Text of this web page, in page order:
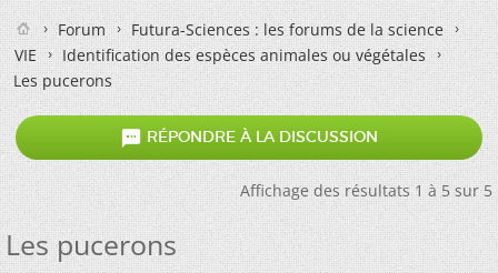
Forum
Futura-Sciences : les forums de la science
VIE
Identification des espèces animales ou végétales
Les pucerons
 RÉPONDRE À LA DISCUSSION
Affichage des résultats 1 à 5 sur 5
Les pucerons